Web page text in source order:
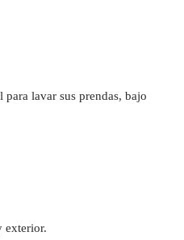
lavar sus prendas, bajo
exterior.